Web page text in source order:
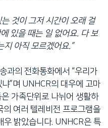
것이 그저 시간이 오래 걸
있을 때는 일 없어요. 다 보
지 아직 모르겠어요.”
과의 전화통화에서 “우리가
”며 UNHCR의 대우에 고마
가족단위로 나뉘어 생활하
의 여러 텔레비전 프로그램을
우 밝았습니다. UNHCR은 특